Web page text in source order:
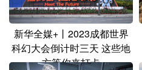
Русский язык
Deutsch Português
新华全媒+丨2023成都世界
科幻大会倒计时三天 这些地
方等你来打卡